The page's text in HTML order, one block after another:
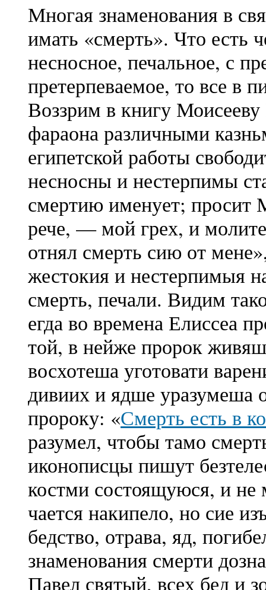
Многая знаменования в
имать «смерть». Что есть
несносное, печальное, с
претерпеваемое, то все в
Воззрим в книгу
фараона различными
египетской работы
несносны и нестерпимы
смертию именует;
рече, — мой грех, и
отнял смерть сию от
жестокия и нестерпимыя
смерть, печали. Видим
егда во времена Елиссеа
той, в нейже пророк
восхотеша уготовати
дивиих и ядше уразумеша
пророку: «Смерть есть в
разумел, чтобы тамо
иконописцы пишут
костми состоящуюся, и не
чается накипело, но сие
бедство, отрава, яд,
знаменования смерти
Павел святый, всех бед и